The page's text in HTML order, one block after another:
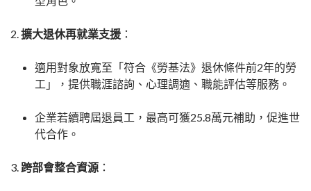
擴大退休再就業支援 ：
適用對象放寬至「符合《勞基法》退休條件前2年的勞
工」，提供職涯諮詢、心理調適、職能評估等服務。
企業若續聘屆退員工，最高可獲25.8萬元補助，促進世
代合作。
跨部會整合資源 ：